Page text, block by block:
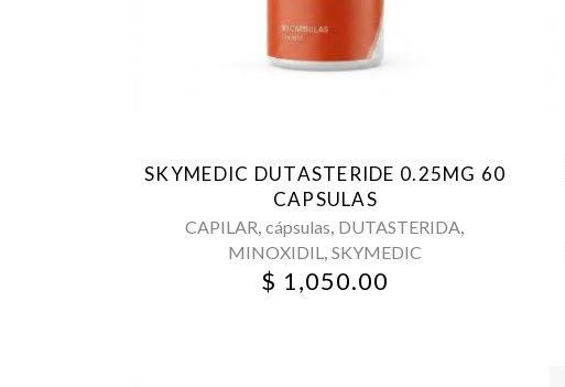
SKYMEDIC DUTASTERIDE 0.25MG 60
CAPSULAS
CAPILAR,cápsulas, DUTASTERIDA,
MINOXIDIL ,SKYMEDIC
$ 1,050.00